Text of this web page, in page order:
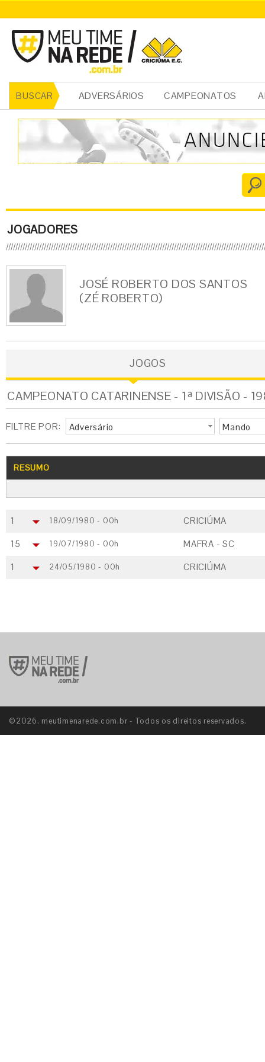
BUSCAR ADVERSÁRIOS CAMPEONATOS
JOGADORES
JOSÉ ROBERTO DOS SANTOS
(ZÉ ROBERTO)
JOGOS
CAMPEONATO CATARINENSE - 1ª DIVISÃO -
FILTRE POR: Adversário Mando
RESUMO
1 18/09/1980 - 00h CRICIÚMA
15 19/07/1980 - 00h MAFRA - SC
1 24/05/1980 - 00h CRICIÚMA
©2026. meutimenarede.com.br - Todos os direitos reservados.